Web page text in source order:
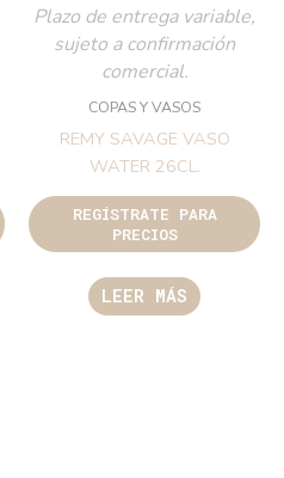
Plazo de entrega variable,
sujeto a confirmación
comercial.
COPAS Y VASOS
REMY SAVAGE VASO
WATER 26CL.
REGÍSTRATE PARA
PRECIOS
LEER MÁS